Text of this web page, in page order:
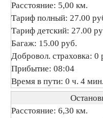
Расстояние: 5,00 км.
Тариф полный: 27.00
Тариф детский: 27.00
Багаж: 15.00 руб.
Добровол. страховка: 0
Прибытие: 08:04
Время в пути: 0 ч. 4 мин.
Расстояние: 6,30 км.